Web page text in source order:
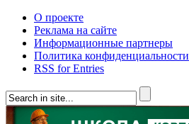
О проекте
Реклама на сайте
Информационные партнеры
Политика конфиденциальности
RSS for Entries